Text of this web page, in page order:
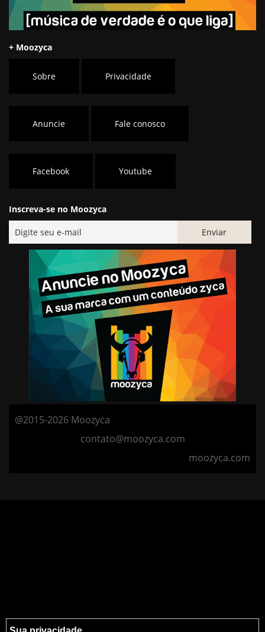
+ Moozyca
Sobre Privacidade
Anuncie Fale conosco
Facebook Youtube
Inscreva-se no Moozyca
@2015-2026 Moozyca
contato@moozyca.com
moozyca.com